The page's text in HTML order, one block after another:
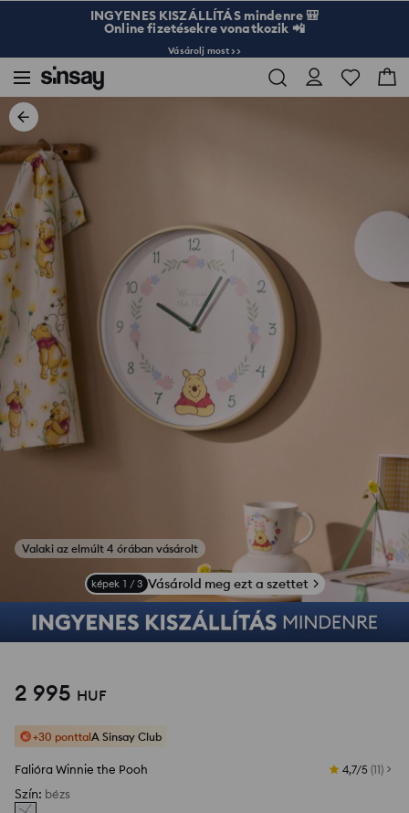
INGYENES KISZÁLLÍTÁS mindenre 🎒
Online fizetésekre vonatkozik 📲
Vásárolj most >>
Valaki az elmúlt 4 órában vásárolt
képek 1 / 3 Vásárold meg ezt a szettet
2 995 HUF
+30 ponttalA Sinsay Club
Falióra Winnie the Pooh 4,7/5 (11)
Szín: bézs